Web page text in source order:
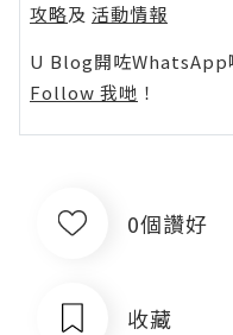
攻略及 活動情報
U Blog開咗WhatsApp
Follow 我哋 ！
0個讚好
收藏